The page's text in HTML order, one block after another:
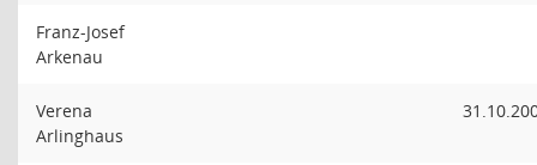
Franz-Josef
Arkenau
Verena
Arlinghaus